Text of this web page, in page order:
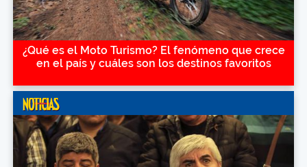
¿Qué es el Moto Turismo? El fenómeno que crece
en el país y cuáles son los destinos favoritos